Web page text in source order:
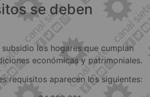
se deben
los hogares que cumplan
económicas y patrimoniales.
requisitos aparecen los siguientes: